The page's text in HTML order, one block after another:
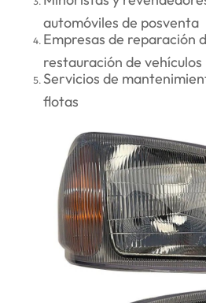
automóviles de posventa
Empresas de reparación
restauración de vehículos
Servicios de
flotas